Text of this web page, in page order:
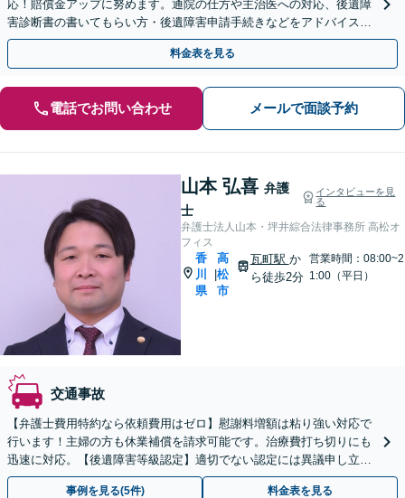
応！賠償金アップに努めます。通院の仕方や主治医への対応、後遺障
害診断書の書いてもらい方・後遺障害申請手続きなどをアドバイスい
たします【電話・LINE・Web面談可】【駐車場あり】
料金表を見る
電話でお問い合わせ メールで面談予約
山本 弘喜 弁護
士
インタビューを見
る
弁護士法人山本・坪井綜合法律事務所 高松オ
フィス
香
川
県
高
松
市
瓦町駅 か
ら徒歩2分
営業時間：08:00~2
1:00（平日）
交通事故
【弁護士費用特約なら依頼費用はゼロ】慰謝料増額は粘り強い対応で
行います！主婦の方も休業補償を請求可能です。治療費打ち切りにも
迅速に対応。【後遺障害等級認定】適切でない認定には異議申し立て
を！【瓦町駅徒歩2分】
事例を見る(5件) 料金表を見る